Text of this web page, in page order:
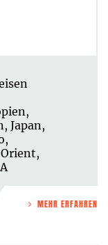
,
, Japan,
,
Orient,
MEHR ERFAHREN